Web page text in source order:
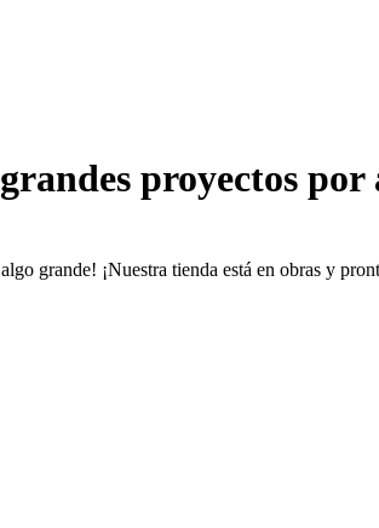
proyectos
algo grande! ¡Nuestra tienda está en obras y